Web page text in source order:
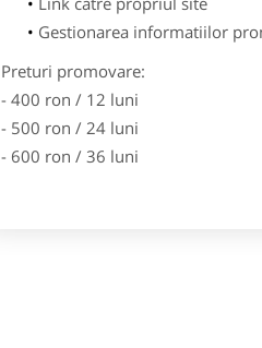
Gestionarea informatiilor
Preturi promovare:
- 400 ron / 12 luni
- 500 ron / 24 luni
- 600 ron / 36 luni